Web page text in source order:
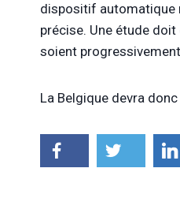
dispositif automatique
précise. Une étude
soient
La Belgique devra